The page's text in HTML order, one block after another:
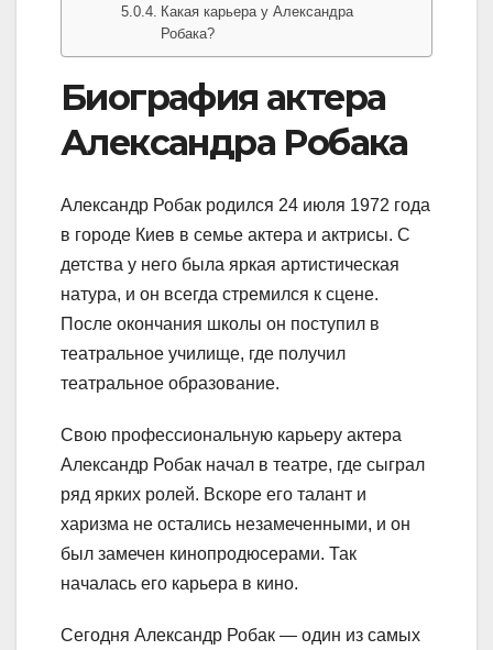
Какая карьера у Александра
Робака?
Биография актера
Александра Робака
Александр Робак родился 24 июля 1972 года
в городе Киев в семье актера и актрисы. С
детства у него была яркая артистическая
натура, и он всегда стремился к сцене.
После окончания школы он поступил в
театральное училище, где получил
театральное образование.
Свою профессиональную карьеру актера
Александр Робак начал в театре, где сыграл
ряд ярких ролей. Вскоре его талант и
харизма не остались незамеченными, и он
был замечен кинопродюсерами. Так
началась его карьера в кино.
Сегодня Александр Робак — один из самых